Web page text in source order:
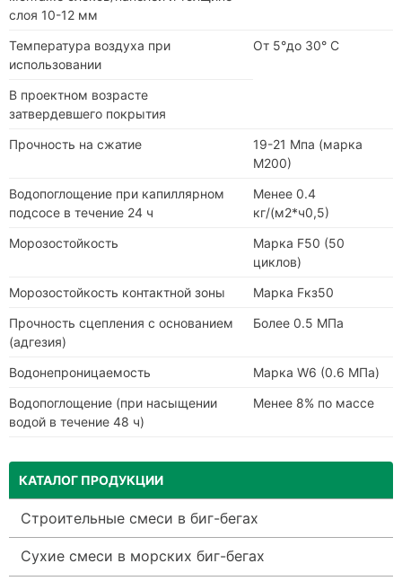
слоя 10-12 мм
Температура воздуха при
использовании
От 5°до 30° С
В проектном возрасте
затвердевшего покрытия
Прочность на сжатие
19-21 Мпа (марка
М200)
Водопоглощение при капиллярном
подсосе в течение 24 ч
Менее 0.4
кг/(м2*ч0,5)
Морозостойкость
Марка F50 (50
циклов)
Морозостойкость контактной зоны
Марка Fкз50
Прочность сцепления с основанием
(адгезия)
Более 0.5 МПа
Водонепроницаемость
Марка W6 (0.6 МПа)
Водопоглощение (при насыщении
водой в течение 48 ч)
Менее 8% по массе
КАТАЛОГ ПРОДУКЦИИ
Строительные смеси в биг-бегах
Сухие смеси в морских биг-бегах